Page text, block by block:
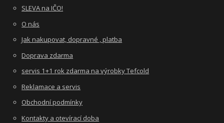
SLEVA na IČO!
O nás
Jak nakupovat, dopravné , platba
Doprava zdarma
servis 1+1 rok zdarma na výrobky Tefcold
Reklamace a servis
Obchodní podmínky
Kontakty a otevírací doba